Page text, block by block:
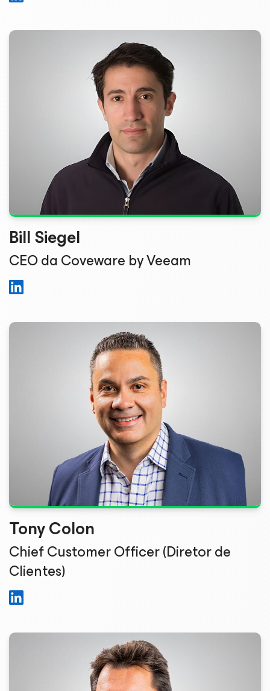
Bill Siegel
CEO da Coveware by Veeam
Tony Colon
Chief Customer Officer (Diretor de
Clientes)